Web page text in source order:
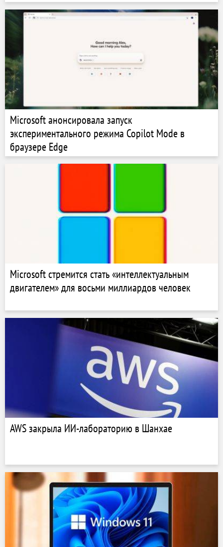
Microsoft анонсировала запуск
экспериментального режима Copilot Mode в
браузере Edge
Microsoft стремится стать «интеллектуальным
двигателем» для восьми миллиардов человек
AWS закрыла ИИ-лабораторию в Шанхае